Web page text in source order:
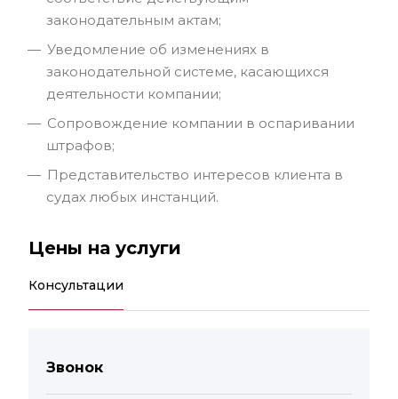
законодательным актам;
Уведомление об изменениях в
законодательной системе, касающихся
деятельности компании;
Сопровождение компании в оспаривании
штрафов;
Представительство интересов клиента в
судах любых инстанций.
Цены на услуги
Консультации
Звонок